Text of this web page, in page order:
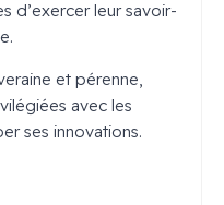
d’exercer leur savoir-
et pérenne,
avec les
ses innovations.